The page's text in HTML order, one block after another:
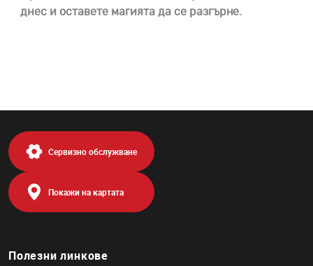
днес и оставете магията да се разгърне.
Полезни линкове
Сервизно обслужване
Покажи на картата